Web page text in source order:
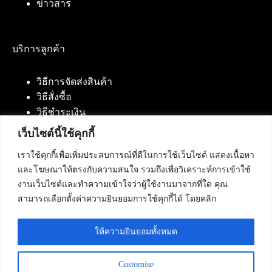
เว็บไซต์นี้ใช้คุกกี้
เราใช้คุกกี้เพื่อเพิ่มประสบการณ์ที่ดีในการใช้เว็บไซต์ แสดงเนื้อหา
และโฆษณาให้ตรงกับความสนใจ รวมถึงเพื่อวิเคราะห์การเข้าใช้
งานเว็บไซต์และทำความเข้าใจว่าผู้ใช้งานมาจากที่ใด คุณ
สามารถเลือกตั้งค่าความยินยอมการใช้คุกกี้ได้ โดยคลิก
Customise
ให้ความยินยอมทั้งหมด
ข่าวสาร
บริการลูกค้า
วิธีการจัดส่งสินค้า
วิธีสั่งซื้อ
วิธีชำระเงิน
ติดต่อเรา
บริษัท เน็ทฟิวชั่น คอมมิวนิเคชั่น จำกัด 420/94 ถนน
นัมเบอร์วัน-ราม 2 แขวงดอกไม้, เขตประเวศ
กรุงเทพมหานคร 10250
โทรศัพท์ :084-553-4055,086-309-5259,